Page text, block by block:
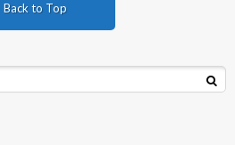
Back to Top